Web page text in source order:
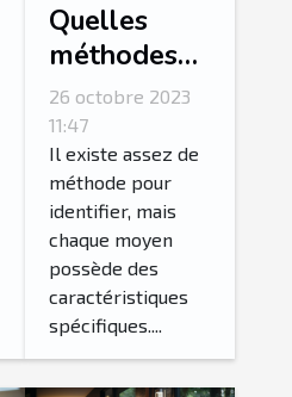
Quelles
méthodes
pour
détecter une
fuite d’eau ?
26 octobre 2023
11:47
Il existe assez de
méthode pour
identifier, mais
chaque moyen
possède des
caractéristiques
spécifiques....